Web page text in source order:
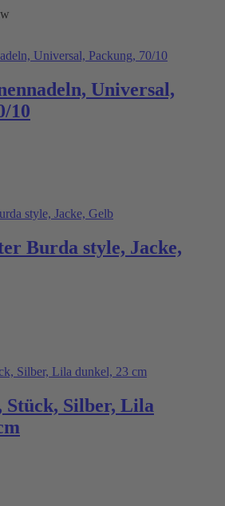
Universal,
10
Burda style, Jacke,
Stück, Silber, Lila